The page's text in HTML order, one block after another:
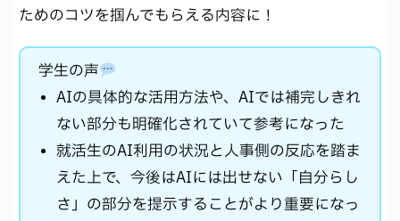
ためのコツを掴んでもらえる内容に！
学生の声
AIの具体的な活用方法や、AIでは補完しきれ
ない部分も明確化されていて参考になった
就活生のAI利用の状況と人事側の反応を踏ま
えた上で、今後はAIには出せない「自分らし
さ」の部分を提示することがより重要になっ